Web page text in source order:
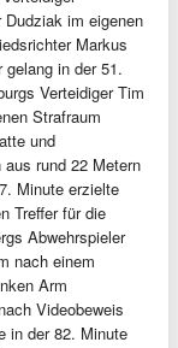
im eigenen
Markus
in der 51.
Verteidiger Tim
Strafraum
und
rund 22 Metern
Minute erzielte
Treffer für die
Abwehrspieler
nach einem
Arm
Videobeweis
in der 82. Minute